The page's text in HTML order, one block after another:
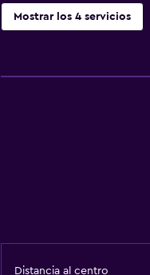
Mostrar los 4 servicios
Microondas
Distancia al centro